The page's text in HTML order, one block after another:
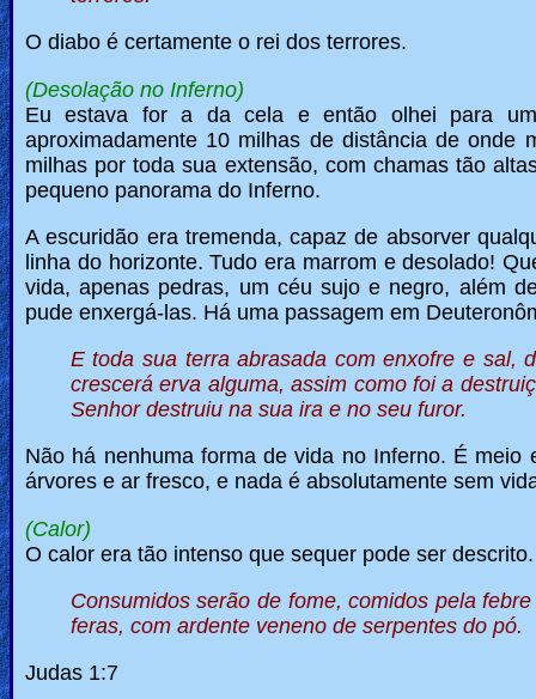
O diabo é certamente o rei dos terrores.
(Desolação no Inferno)
Eu estava for a da cela e então olhei para
aproximadamente 10 milhas de distância de
milhas por toda sua extensão, com chamas tão
pequeno panorama do Inferno.
A escuridão era tremenda, capaz de absorver
linha do horizonte. Tudo era marrom e desolado!
vida, apenas pedras, um céu sujo e negro, além
pude enxergá-las. Há uma passagem em
E toda sua terra abrasada com enxofre e sal,
crescerá erva alguma, assim como foi a
Senhor destruiu na sua ira e no seu furor.
Não há nenhuma forma de vida no Inferno. É
árvores e ar fresco, e nada é absolutamente sem
(Calor)
O calor era tão intenso que sequer pode ser
Consumidos serão de fome, comidos pela
feras, com ardente veneno de serpentes do pó.
Judas 1:7